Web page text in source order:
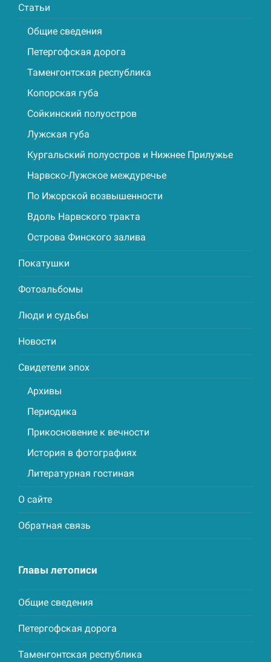
Статьи
Общие сведения
Петергофская дорога
Таменгонтская республика
Копорская губа
Сойкинский полуостров
Лужская губа
Кургальский полуостров и Нижнее Прилужье
Нарвско-Лужское междуречье
По Ижорской возвышенности
Вдоль Нарвского тракта
Острова Финского залива
Покатушки
Фотоальбомы
Люди и судьбы
Новости
Свидетели эпох
Архивы
Периодика
Прикосновение к вечности
История в фотографиях
Литературная гостиная
О сайте
Обратная связь
Главы летописи
Общие сведения
Петергофская дорога
Таменгонтская республика